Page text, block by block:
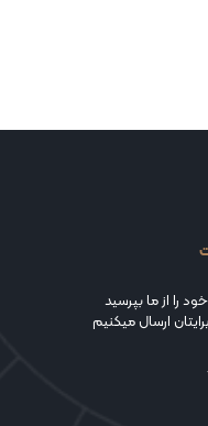
را از ما بپرسید
ارسال میکنیم